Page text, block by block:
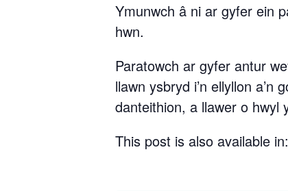
Ymunwch â ni ar gyfer ein
hwn.
Paratowch ar gyfer antur
llawn ysbryd i’n ellyllon
danteithion, a llawer o hwyl
This post is also available in: